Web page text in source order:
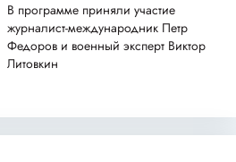
В программе приняли участие
журналист-международник Петр
Федоров и военный эксперт Виктор
Литовкин